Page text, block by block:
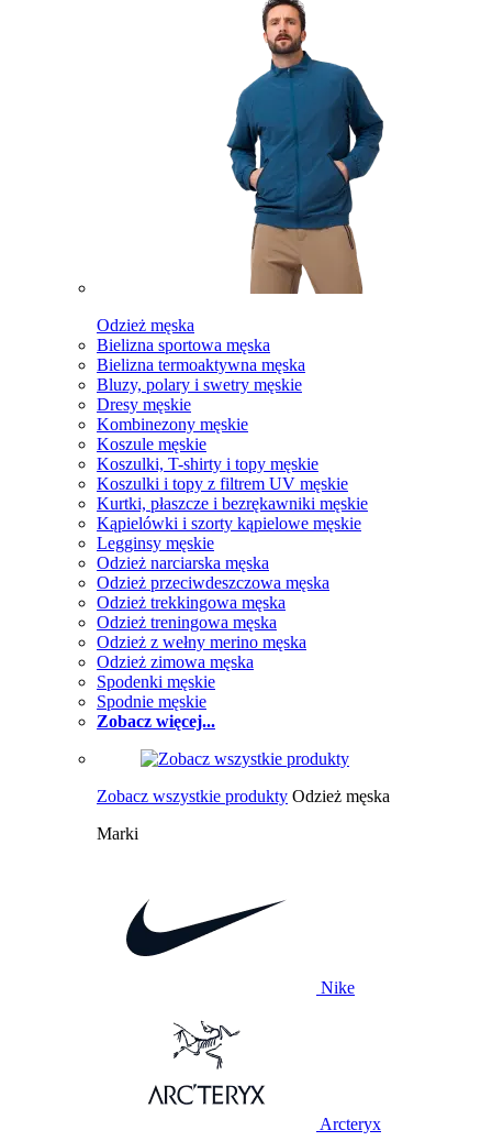
Odzież męska
Bielizna sportowa męska
Bielizna termoaktywna męska
Bluzy, polary i swetry męskie
Dresy męskie
Kombinezony męskie
Koszule męskie
Koszulki, T-shirty i topy męskie
Koszulki i topy z filtrem UV męskie
Kurtki, płaszcze i bezrękawniki męskie
Kąpielówki i szorty kąpielowe męskie
Legginsy męskie
Odzież narciarska męska
Odzież przeciwdeszczowa męska
Odzież trekkingowa męska
Odzież treningowa męska
Odzież z wełny merino męska
Odzież zimowa męska
Spodenki męskie
Spodnie męskie
Zobacz więcej...
Zobacz wszystkie produkty Odzież męska
Marki
Nike
Arcteryx